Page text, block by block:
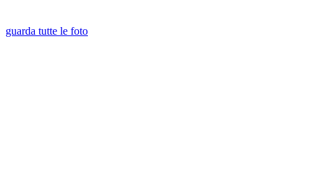
guarda tutte le foto